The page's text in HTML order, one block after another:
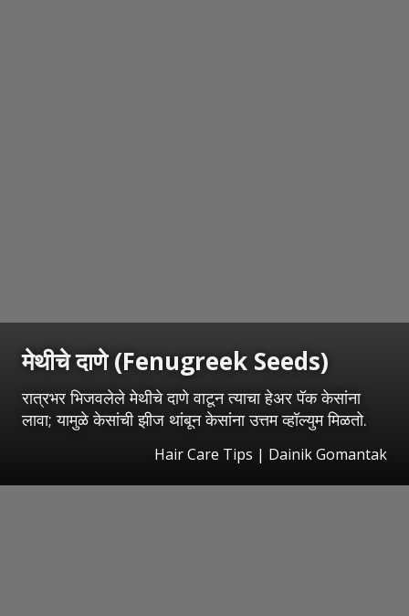
मेथीचे दाणे (Fenugreek Seeds)
रात्रभर भिजवलेले मेथीचे दाणे वाटून त्याचा हेअर पॅक केसांना
लावा; यामुळे केसांची झीज थांबून केसांना उत्तम व्हॉल्युम मिळतो.
Hair Care Tips | Dainik Gomantak